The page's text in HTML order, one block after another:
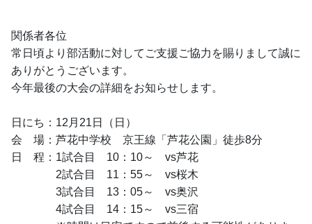
関係者各位
常日頃より部活動に対してご支援ご協力を賜りまして誠に
ありがとうございます。
今年最後の大会の詳細をお知らせします。
日にち：12月21日（日）
会　場：芦花中学校　京王線「芦花公園」徒歩8分
日　程：1試合目　10：10～　vs芦花
2試合目　11：55～　vs桜木
3試合目　13：05～　vs奥沢
4試合目　14：15～　vs三宿